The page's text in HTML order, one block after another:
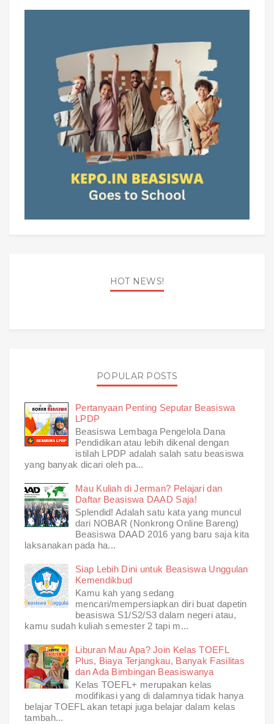
HOT NEWS!
POPULAR POSTS
Pertanyaan Penting Seputar Beasiswa
LPDP
Beasiswa Lembaga Pengelola Dana
Pendidikan atau lebih dikenal dengan
istilah LPDP adalah salah satu beasiswa
yang banyak dicari oleh pa...
Mau Kuliah di Jerman? Pelajari dan
Daftar Beasiswa DAAD Saja!
Splendid! Adalah satu kata yang muncul
dari NOBAR (Nonkrong Online Bareng)
Beasiswa DAAD 2016 yang baru saja kita
laksanakan pada ha...
Siap Lebih Dini untuk Beasiswa Unggulan
Kemendikbud
Kamu kah yang sedang
mencari/mempersiapkan diri buat dapetin
beasiswa S1/S2/S3 dalam negeri atau,
kamu sudah kuliah semester 2 tapi m...
Liburan Mau Apa? Join Kelas TOEFL
Plus, Biaya Terjangkau, Banyak Fasilitas
dan Ada Bimbingan Beasiswanya
Kelas TOEFL+ merupakan kelas
modifikasi yang di dalamnya tidak hanya
belajar TOEFL akan tetapi juga belajar dalam kelas
tambah...